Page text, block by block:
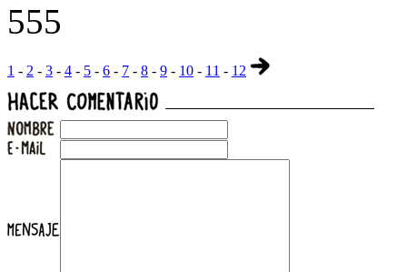
555
1 - 2 - 3 - 4 - 5 - 6 - 7 - 8 - 9 - 10 - 11 - 12